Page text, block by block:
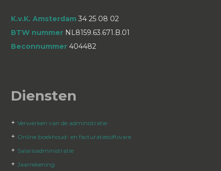
K.v.K. Amsterdam 34 25 08 02
BTW nummer NL8159.63.671.B.01
Beconnummer 404482
Diensten
+Verwerken van de administratie
+ Online boekhoud- en facturatiesoftware
+ Salarisadministratie
+Jaarrekening